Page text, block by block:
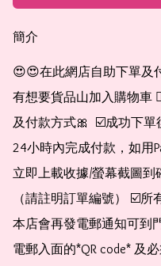
簡介
😍😍在此網店自助下單及
有想要貨品山加入購物車
及付款方式🎀  ☑️成功下單
24小時內完成付款，如用
立即上載收據/螢幕截圖到
（請註明訂單編號） ☑️所
本店會再發電郵通知可到
電郵入面的*QR code* 及